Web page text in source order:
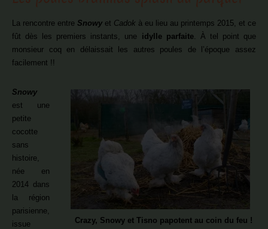
La rencontre entre Snowy et Cadok à eu lieu au printemps 2015, et ce
fût dès les premiers instants, une idylle parfaite. À tel point que
monsieur coq en délaissait les autres poules de l’époque assez
facilement !!
Crazy, Snowy et Tisno papotent au coin du feu !
Snowy
est une
petite
cocotte
sans
histoire,
née en
2014 dans
la région
parisienne,
issue